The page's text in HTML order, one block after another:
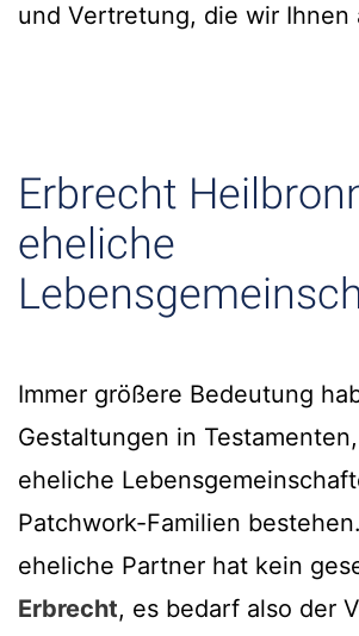
und Vertretung, die wir Ihnen
Erbrecht
eheliche
Immer größere Bedeutung
Gestaltungen in
eheliche
Patchwork-Familien
eheliche Partner hat kein
Erbrecht, es bedarf also der